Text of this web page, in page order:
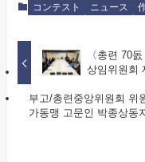
コンテスト ニュース
〈총련 70
상임위원회
부고/총련중앙위원회 위
가동맹 고문인 박종상동